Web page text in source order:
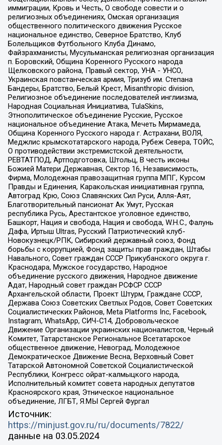
иммиграции, Кровь и Честь, О свободе совести и о
религиозных объединениях, Омская организация
общественного политического движения Русское
национальное единство, Северное Братство, Клуб
Болельщиков Футбольного Клуба Динамо,
Файзрахманисты, Мусульманская религиозная организация
п. Боровский, Община Коренного Русского народа
Щелковского района, Правый сектор, УНА - УНСО,
Украинская повстанческая армия, Тризуб им. Степана
Бандеры, Братство, Белый Крест, Misanthropic division,
Религиозное объединение последователей инглиизма,
Народная Социальная Инициатива, TulaSkins,
Этнополитическое объединение Русские, Русское
национальное объединение Атака, Мечеть Мирмамеда,
Община Коренного Русского народа г. Астрахани, ВОЛЯ,
Меджлис крымскотатарского народа, Рубеж Севера, ТОЙС,
О противодействии экстремистской деятельности,
РЕВТАТПОД, Артподготовка, Штольц, В честь иконы
Божией Матери Державная, Сектор 16, Независимость,
Фирма, Молодежная правозащитная группа МПГ, Курсом
Правды и Единения, Каракольская инициативная группа,
Автоград Крю, Союз Славянских Сил Руси, Алля-Аят,
Благотворительный пансионат Ак Умут, Русская
республика Русь, Арестантское уголовное единство,
Башкорт, Нация и свобода, Нация и свобода, W.H.С., Фалунь
Дафа, Иртыш Ultras, Русский Патриотический клуб-
Новокузнецк/РПК, Сибирский державный союз, Фонд
борьбы с коррупцией, Фонд защиты прав граждан, Штабы
Навального, Совет граждан СССР Прикубанского округа г.
Краснодара, Мужское государство, Народное
объединение русского движения, Народное движение
Адат, Народный совет граждан РСФСР СССР
Архангельской области, Проект Штурм, Граждане СССР,
Держава Союз Советских Светлых Родов, Совет Советских
Социалистических Районов, Meta Platforms Inc, Facebook,
Instagram, WhatsApp, СИЧ-С14, Добровольческое
Движение Организации украинских националистов, Черный
Комитет, Татарстанское Региональное Всетатарское
общественное движение, Невоград, Молодежное
Демократическое Движение Весна, Верховный Совет
Татарской Автономной Советской Социалистической
Республики, Конгресс ойрат-калмыцкого народа,
Исполнительный комитет совета народных депутатов
Красноярского края, Этническое национальное
объединение, ЛГБТ, Я.МЫ Сергей Фургал
Источник:
https://minjust.gov.ru/ru/documents/7822/
данные на 03.05.2024